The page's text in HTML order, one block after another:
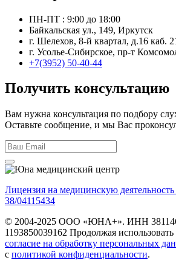
ПН-ПТ : 9:00 до 18:00
Байкальская ул., 149, Иркутск
г. Шелехов, 8-й квартал, д.16 каб.
г. Усолье-Сибирское, пр-т
+7(3952) 50-40-44
Получить консультацию
Вам нужна консультация по подбору
Оставьте сообщение, и мы Вас
Лицензия на медицинскую
38/04115434
© 2004-2025 ООО «ЮНА+». ИНН
1193850039162 Продолжая
согласие на обработку персональных
с политикой конфиденциальности.